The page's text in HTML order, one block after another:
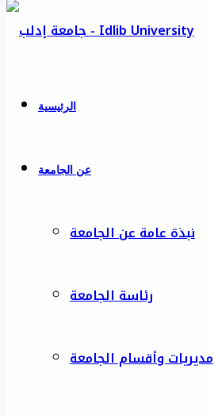
الرئيسية
عن الجامعة
نبذة عامة عن الجامعة
رئاسة الجامعة
مديريات وأقسام الجامعة